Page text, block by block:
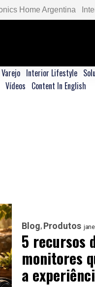
Home Argentina
Varejo Interior Lifestyle
Vídeos Content In English
Blog Produtos
5 recursos
monitores
a